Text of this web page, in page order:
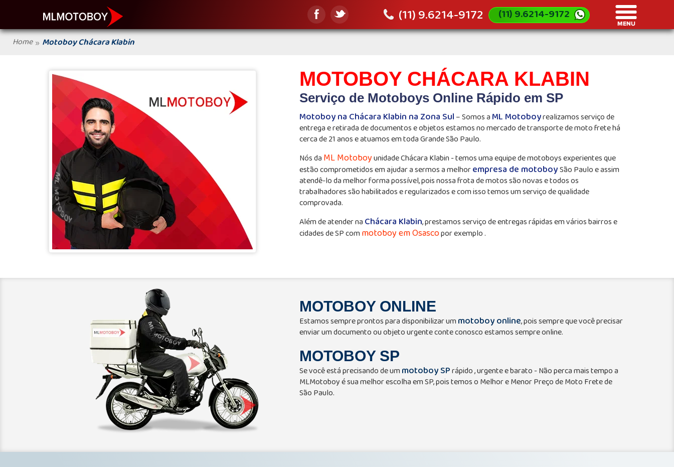
(11) 9.6214-9172 (11) 9.6214-9172
Home » Motoboy Chácara Klabin
MOTOBOY CHÁCARA KLABIN
Serviço de Motoboys Online Rápido em SP
Motoboy na Chácara Klabin na Zona Sul – Somos a ML Motoboyrealizamos serviço de
entrega e retirada de documentos e objetos estamos no mercado de transporte de moto frete há
cerca de 21 anos e atuamos em toda Grande São Paulo.
Nós da ML Motoboyunidade Chácara Klabin - temos uma equipe de motoboys experientes que
estão comprometidos em ajudar a sermos a melhorempresa de motoboySão Paulo e assim
atendê-lo da melhor forma possível, pois nossa frota de motos são novas e todos os
trabalhadores são habilitados e regularizados e com isso temos um serviço de qualidade
comprovada.
Além de atender na Chácara Klabin, prestamos serviço de entregas rápidas em vários bairros e
cidades de SP commotoboy em Osascopor exemplo .
MOTOBOY ONLINE
Estamos sempre prontos para disponibilizar ummotoboy online, pois sempre que você precisar
enviar um documento ou objeto urgente conte conosco estamos sempre online.
MOTOBOY SP
Se você está precisando de ummotoboy SPrápido , urgente e barato - Não perca mais tempo a
MLMotoboy é sua melhor escolha em SP, pois temos o Melhor e Menor Preço de Moto Frete de
São Paulo.